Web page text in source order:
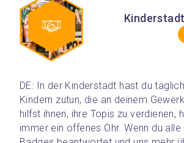
DE: In der Kinderstadt hast du
Kindern zutun, die an deinem
hilfst ihnen, ihre Topis zu verdienen,
immer ein offenes Ohr. Wenn du